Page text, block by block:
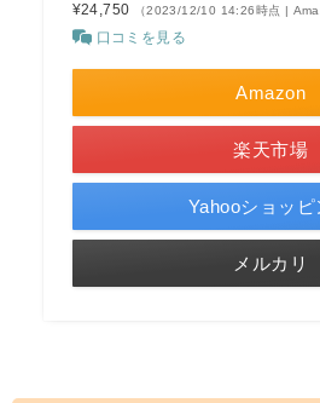
¥24,750
（2023/12/10 14:26時点 |
口コミを見る
Amazon
楽天市場
Yahooショッピ
メルカリ